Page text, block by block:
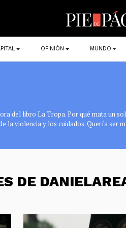
OPINIÓN MUNDO
del libro La Tropa. Por qué mata un
la violencia y los cuidados. Quería ser
DE